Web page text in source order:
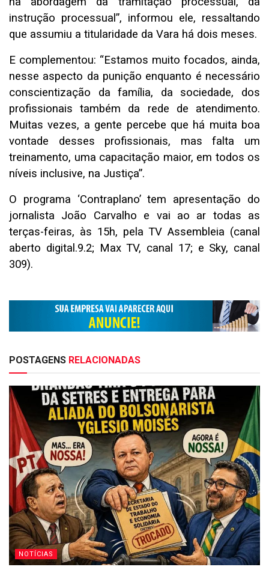
instrução processual”, informou ele, ressaltando
que assumiu a titularidade da Vara há dois meses.
E complementou: “Estamos muito focados, ainda,
nesse aspecto da punição enquanto é necessário
conscientização da família, da sociedade, dos
profissionais também da rede de atendimento.
Muitas vezes, a gente percebe que há muita boa
vontade desses profissionais, mas falta um
treinamento, uma capacitação maior, em todos os
níveis inclusive, na Justiça”.
O programa ‘Contraplano’ tem apresentação do
jornalista João Carvalho e vai ao ar todas as
terças-feiras, às 15h, pela TV Assembleia (canal
aberto digital.9.2; Max TV, canal 17; e Sky, canal
309).
POSTAGENS RELACIONADAS
NOTÍCIAS